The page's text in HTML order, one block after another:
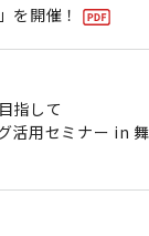
を開催！
指して
活用セミナー in